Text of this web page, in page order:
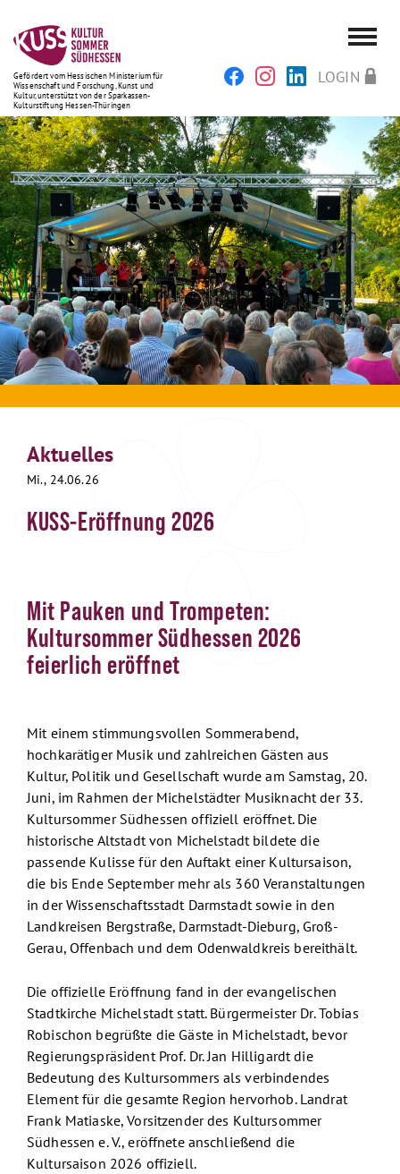
Gefördert vom Hessischen Ministerium für
Wissenschaft und Forschung, Kunst und
Kultur, unterstützt von der Sparkassen-
Kulturstiftung Hessen-Thüringen
LOGIN
Aktuelles
Mi., 24.06.26
KUSS-Eröffnung 2026
Mit Pauken und Trompeten:
Kultursommer Südhessen 2026
feierlich eröffnet
Mit einem stimmungsvollen Sommerabend,
hochkarätiger Musik und zahlreichen Gästen aus
Kultur, Politik und Gesellschaft wurde am Samstag, 20.
Juni, im Rahmen der Michelstädter Musiknacht der 33.
Kultursommer Südhessen offiziell eröffnet. Die
historische Altstadt von Michelstadt bildete die
passende Kulisse für den Auftakt einer Kultursaison,
die bis Ende September mehr als 360 Veranstaltungen
in der Wissenschaftsstadt Darmstadt sowie in den
Landkreisen Bergstraße, Darmstadt-Dieburg, Groß-
Gerau, Offenbach und dem Odenwaldkreis bereithält.
Die offizielle Eröffnung fand in der evangelischen
Stadtkirche Michelstadt statt. Bürgermeister Dr. Tobias
Robischon begrüßte die Gäste in Michelstadt, bevor
Regierungspräsident Prof. Dr. Jan Hilligardt die
Bedeutung des Kultursommers als verbindendes
Element für die gesamte Region hervorhob. Landrat
Frank Matiaske, Vorsitzender des Kultursommer
Südhessen e. V., eröffnete anschließend die
Kultursaison 2026 offiziell.